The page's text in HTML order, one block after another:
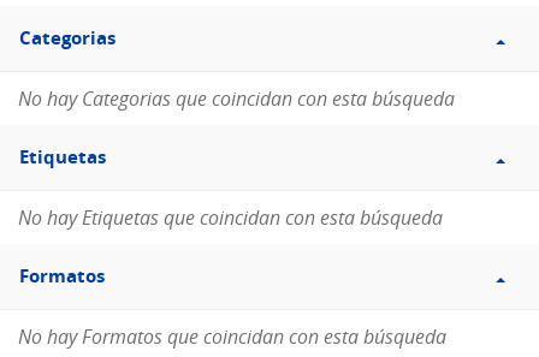
Filtro
Categorias
Categorias
No hay Categorias que coincidan con esta búsqueda
Filtro
Etiquetas
Etiquetas
No hay Etiquetas que coincidan con esta búsqueda
Filtro
Formatos
Formatos
No hay Formatos que coincidan con esta búsqueda